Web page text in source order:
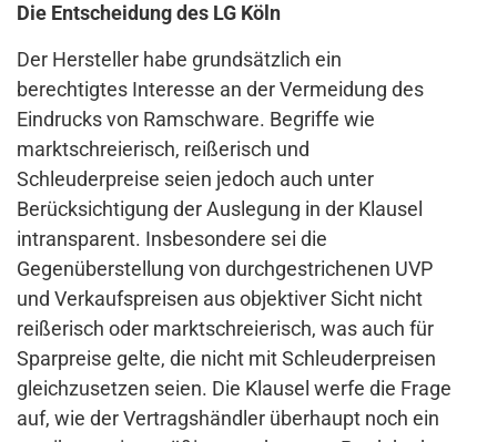
Die Entscheidung des LG Köln
Der Hersteller habe grundsätzlich ein
berechtigtes Interesse an der Vermeidung des
Eindrucks von Ramschware. Begriffe wie
marktschreierisch, reißerisch und
Schleuderpreise seien jedoch auch unter
Berücksichtigung der Auslegung in der Klausel
intransparent. Insbesondere sei die
Gegenüberstellung von durchgestrichenen UVP
und Verkaufspreisen aus objektiver Sicht nicht
reißerisch oder marktschreierisch, was auch für
Sparpreise gelte, die nicht mit Schleuderpreisen
gleichzusetzen seien. Die Klausel werfe die Frage
auf, wie der Vertragshändler überhaupt noch ein